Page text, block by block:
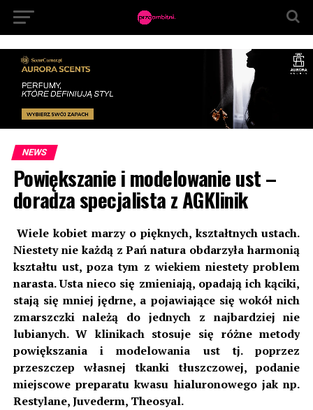
NEWS
Powiększanie i modelowanie ust –
doradza specjalista z AGKlinik
Wiele kobiet marzy o pięknych, kształtnych ustach.
Niestety nie każdą z Pań natura obdarzyła harmonią
kształtu ust, poza tym z wiekiem niestety problem
narasta. Usta nieco się zmieniają, opadają ich kąciki,
stają się mniej jędrne, a pojawiające się wokół nich
zmarszczki należą do jednych z najbardziej nie
lubianych. W klinikach stosuje się różne metody
powiększania i modelowania ust tj. poprzez
przeszczep własnej tkanki tłuszczowej, podanie
miejscowe preparatu kwasu hialuronowego jak np.
Restylane, Juvederm, Theosyal.